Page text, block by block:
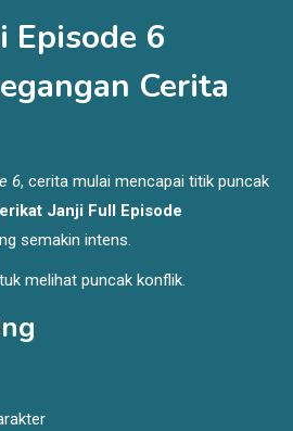
Episode 6
Cerita
6, cerita mulai mencapai titik puncak
Janji Full Episode
semakin intens.
melihat puncak konflik.